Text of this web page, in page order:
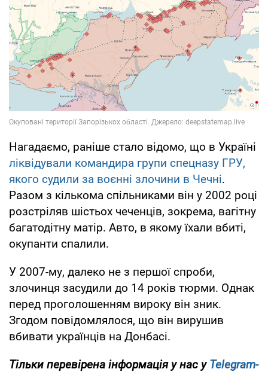
Нагадаємо, раніше стало відомо, що в Україні
ліквідували командира групи спецназу ГРУ,
якого судили за воєнні злочини в Чечні.
Разом з кількома спільниками він у 2002 році
розстріляв шістьох чеченців, зокрема, вагітну
багатодітну матір. Авто, в якому їхали вбиті,
окупанти спалили.
У 2007-му, далеко не з першої спроби,
злочинця засудили до 14 років тюрми. Однак
перед проголошенням вироку він зник.
Згодом повідомлялося, що він вирушив
вбивати українців на Донбасі.
Тільки перевірена інформація у нас уTelegram-